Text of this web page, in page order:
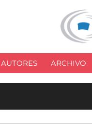
AUTORES ARCHIVO